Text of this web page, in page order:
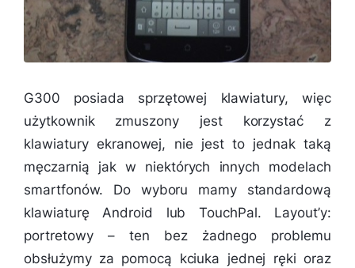
G300 posiada sprzętowej klawiatury, więc
użytkownik zmuszony jest korzystać z
klawiatury ekranowej, nie jest to jednak taką
męczarnią jak w niektórych innych modelach
smartfonów. Do wyboru mamy standardową
klawiaturę Android lub TouchPal. Layout’y:
portretowy – ten bez żadnego problemu
obsłużymy za pomocą kciuka jednej ręki oraz